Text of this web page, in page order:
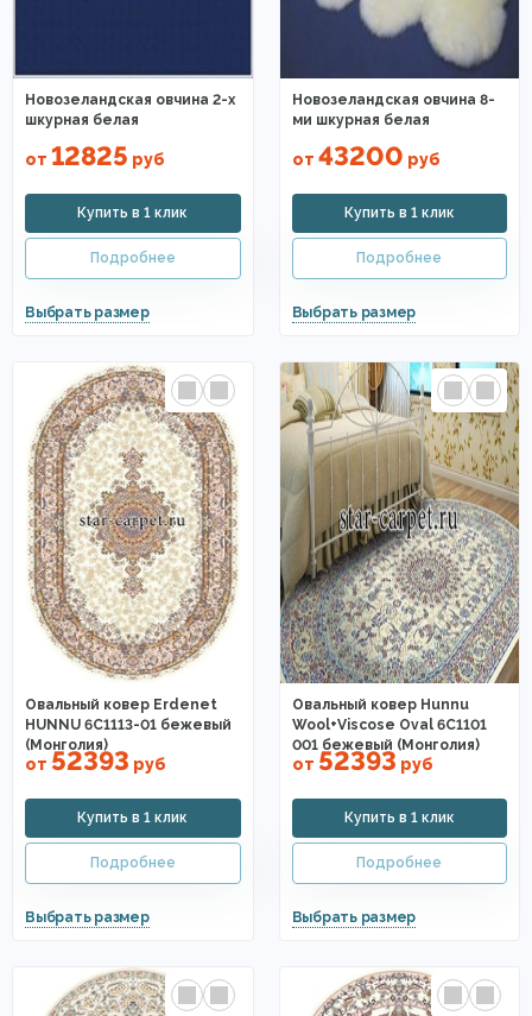
Новозеландская овчина 2-х
шкурная белая
от 12825 руб
Новозеландская овчина 8-
ми шкурная белая
от 43200 руб
Овальный ковер Erdenet
HUNNU 6C1113-01 бежевый
(Монголия)
от 52393 руб
Овальный ковер Hunnu
Wool+Viscose Oval 6C1101
001 бежевый (Монголия)
от 52393 руб